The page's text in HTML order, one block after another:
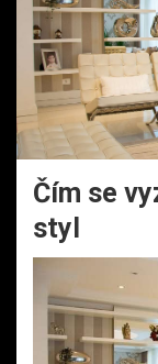
Čím se
styl